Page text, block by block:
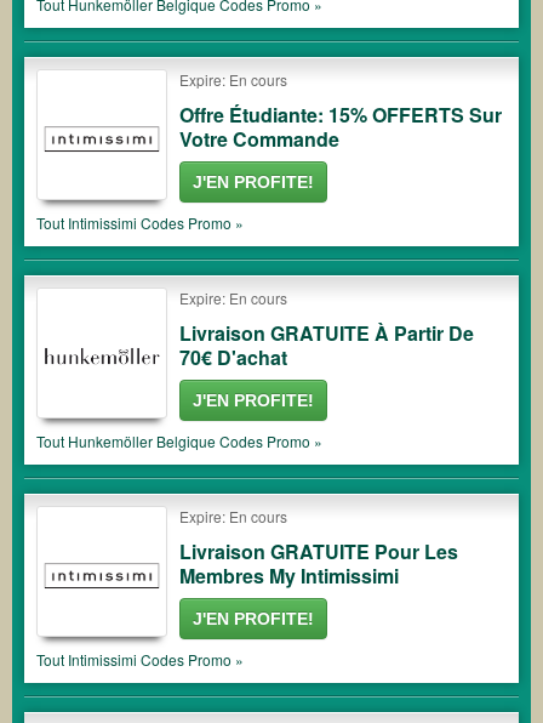
Tout Hunkemöller BelgiqueCodes Promo »
Expire: En cours
Offre Étudiante: 15% OFFERTS Sur
Votre Commande
J'EN PROFITE!
Tout Intimissimi Codes Promo »
Expire: En cours
Livraison GRATUITE À Partir De
70€ D'achat
J'EN PROFITE!
Tout Hunkemöller BelgiqueCodes Promo »
Expire: En cours
Livraison GRATUITE Pour Les
Membres My Intimissimi
J'EN PROFITE!
Tout Intimissimi Codes Promo »